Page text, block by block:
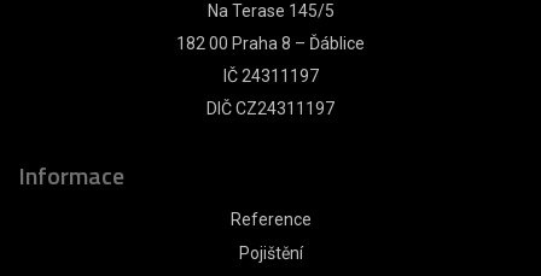
Na Terase 145/5
182 00 Praha 8 – Ďáblice
IČ 24311197
DIČ CZ24311197
Informace
Reference
Pojištění